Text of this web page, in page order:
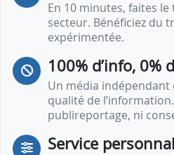
En 10 minutes, faites
secteur. Bénéficiez du
expérimentée.
100% d’info, 0%
Un média
qualité de
publireportage, ni
Service